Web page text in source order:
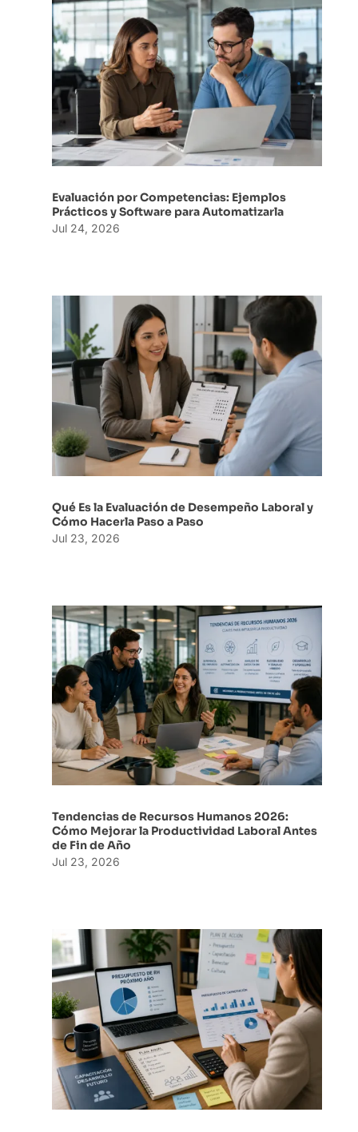
Evaluación por Competencias: Ejemplos
Prácticos y Software para Automatizarla
Jul 24, 2026
Qué Es la Evaluación de Desempeño Laboral y
Cómo Hacerla Paso a Paso
Jul 23, 2026
Tendencias de Recursos Humanos 2026:
Cómo Mejorar la Productividad Laboral Antes
de Fin de Año
Jul 23, 2026